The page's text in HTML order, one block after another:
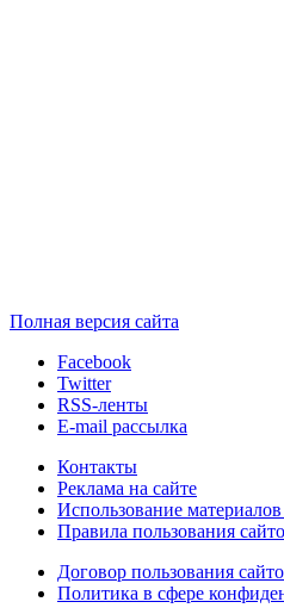
Полная версия сайта
Facebook
Twitter
RSS-ленты
E-mail рассылка
Контакты
Реклама на сайте
Использование
Правила пользования
Договор пользования
Политика в сфере